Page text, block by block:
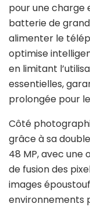
pour une charge
batterie de
alimenter le
optimise
en limitant
essentielles,
prolongée pour
Côté
grâce à sa
48 MP, avec une
de fusion des
images
environnements